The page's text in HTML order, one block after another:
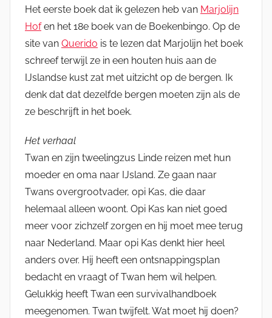
Het eerste boek dat ik gelezen heb van Marjolijn
Hofen het 18e boek van de Boekenbingo. Op de
site van Querido is te lezen dat Marjolijn het boek
schreef terwijl ze in een houten huis aan de
IJslandse kust zat met uitzicht op de bergen. Ik
denk dat dat dezelfde bergen moeten zijn als de
ze beschrijft in het boek.
Het verhaal
Twan en zijn tweelingzus Linde reizen met hun
moeder en oma naar IJsland. Ze gaan naar
Twans overgrootvader, opi Kas, die daar
helemaal alleen woont. Opi Kas kan niet goed
meer voor zichzelf zorgen en hij moet mee terug
naar Nederland. Maar opi Kas denkt hier heel
anders over. Hij heeft een ontsnappingsplan
bedacht en vraagt of Twan hem wil helpen.
Gelukkig heeft Twan een survivalhandboek
meegenomen. Twan twijfelt. Wat moet hij doen?